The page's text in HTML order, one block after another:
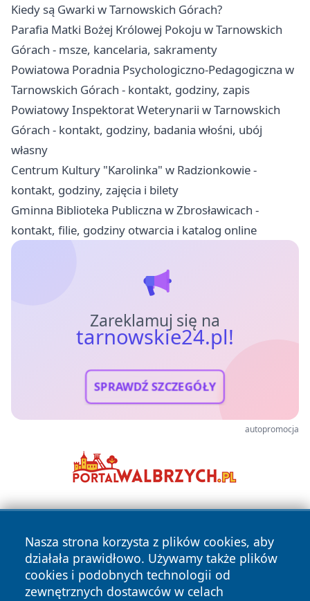
Kiedy są Gwarki w Tarnowskich Górach?
Parafia Matki Bożej Królowej Pokoju w Tarnowskich
Górach - msze, kancelaria, sakramenty
Powiatowa Poradnia Psychologiczno-Pedagogiczna w
Tarnowskich Górach - kontakt, godziny, zapis
Powiatowy Inspektorat Weterynarii w Tarnowskich
Górach - kontakt, godziny, badania włośni, ubój
własny
Centrum Kultury "Karolinka" w Radzionkowie -
kontakt, godziny, zajęcia i bilety
Gminna Biblioteka Publiczna w Zbrosławicach -
kontakt, filie, godziny otwarcia i katalog online
Zareklamuj się na
tarnowskie24.pl!
SPRAWDŹ SZCZEGÓŁY
autopromocja
Nasza strona korzysta z plików cookies, aby
działała prawidłowo. Używamy także plików
cookies i podobnych technologii od
zewnętrznych dostawców w celach
Copyright © 2026 tarnowskie24.pl Wszystkie prawa